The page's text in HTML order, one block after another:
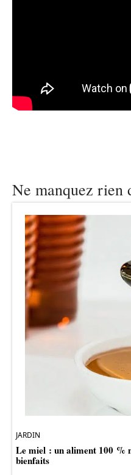
Ne manquez rien
JARDIN
Le miel : un aliment 100 %
bienfaits